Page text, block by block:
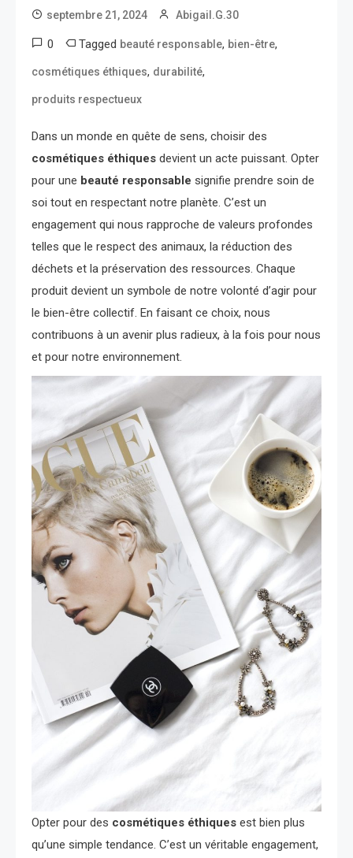
septembre 21, 2024 Abigail.G.30
0 Tagged beauté responsable, bien-être,
cosmétiques éthiques, durabilité,
produits respectueux
Dans un monde en quête de sens, choisir des
cosmétiques éthiques devient un acte puissant. Opter
pour une beauté responsable signifie prendre soin de
soi tout en respectant notre planète. C’est un
engagement qui nous rapproche de valeurs profondes
telles que le respect des animaux, la réduction des
déchets et la préservation des ressources. Chaque
produit devient un symbole de notre volonté d’agir pour
le bien-être collectif. En faisant ce choix, nous
contribuons à un avenir plus radieux, à la fois pour nous
et pour notre environnement.
Opter pour des cosmétiques éthiques est bien plus
qu’une simple tendance. C’est un véritable engagement,